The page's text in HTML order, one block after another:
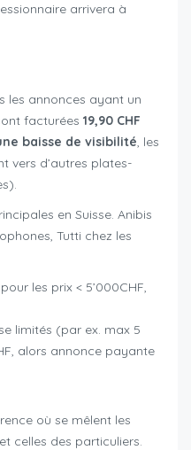
arrivera à
les annonces ayant un
facturées 19,90 CHF
baisse de visibilité, les
vers d’autres plates-
en Suisse. Anibis
Tutti chez les
les prix < 5’000CHF,
limités (par ex. max 5
alors annonce payante
où se mêlent les
celles des particuliers.